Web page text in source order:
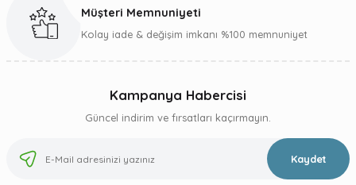
Gönder
Müşteri Memnuniyeti
Kolay iade & değişim imkanı %100 memnuniyet
Kampanya Habercisi
Güncel indirim ve fırsatları kaçırmayın.
Kaydet